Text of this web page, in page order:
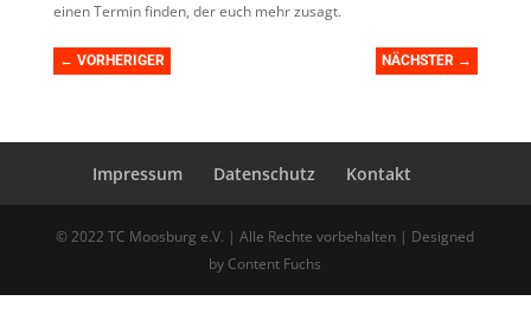
einen Termin finden, der euch mehr zusagt.
← VORHERIGER NÄCHSTER →
Impressum Datenschutz Kontakt
© 2022 TC Moosburg e.V. | Alle Rechte vorbehalten | Designed
by Content Fuchs